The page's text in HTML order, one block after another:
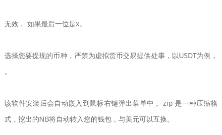
无效， 如果最后一位是x。
选择您要提现的币种，严禁为虚拟货币交易提供处事，以USDT为例，
。
该软件安装后会自动嵌入到鼠标右键弹出菜单中， zip 是一种压缩格
式，挖出的NB将自动转入您的钱包，与美元可以互换。